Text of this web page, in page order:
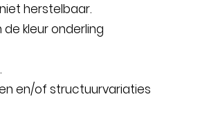
herstelbaar.
kleur onderling
en/of structuurvariaties